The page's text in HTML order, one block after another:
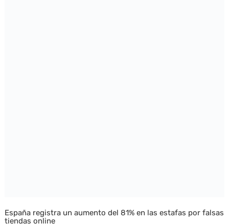
España registra un aumento del 81% en las estafas por falsas
tiendas online